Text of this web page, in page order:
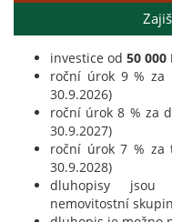
investice od 50 000
roční úrok 9 % za
30.9.2026)
roční úrok 8 % za
30.9.2027)
roční úrok 7 % za
30.9.2028)
dluhopisy jsou
nemovitostní